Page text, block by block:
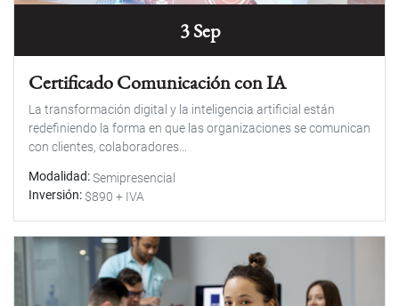
3 Sep
Certificado Comunicación con IA
La transformación digital y la inteligencia artificial están
redefiniendo la forma en que las organizaciones se comunican
con clientes, colaboradores...
Modalidad Semipresencial
Inversión $890 + IVA